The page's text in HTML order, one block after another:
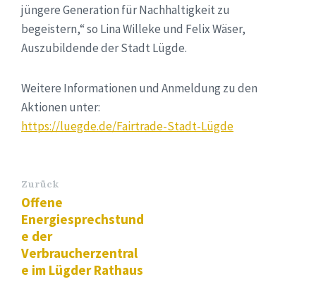
jüngere Generation für Nachhaltigkeit zu
begeistern,“ so Lina Willeke und Felix Wäser,
Auszubildende der Stadt Lügde.
Weitere Informationen und Anmeldung zu den
Aktionen unter:
https://luegde.de/Fairtrade-Stadt-Lügde
Zurück
Offene
Energiesprechstund
e der
Verbraucherzentral
e im Lügder Rathaus